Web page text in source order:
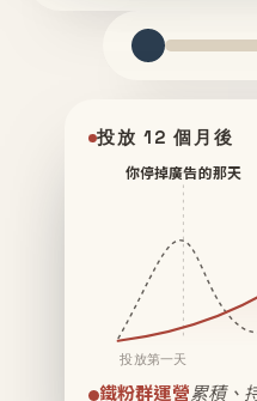
投放 12 個月後
你停掉廣告的那天
投放第一天
鐵粉群運營累積、